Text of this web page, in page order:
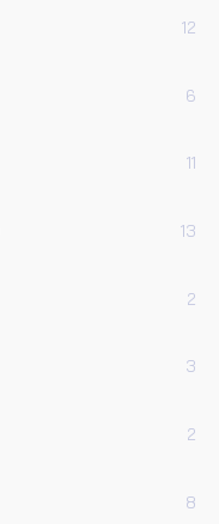
12
6
11
13
2
3
2
8